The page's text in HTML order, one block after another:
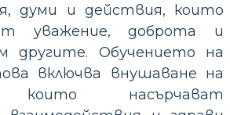
думи и действия, които
уважение, доброта и
другите. Обучението на
включва внушаване на
които насърчават